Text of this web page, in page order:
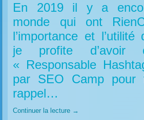
En 2019 il y a
monde qui ont
l’importance et l’utilité
je profite d’avoir
« Responsable
par SEO Camp pour
rappel…
Continuer la lecture →